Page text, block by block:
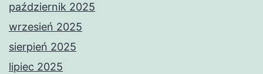
październik 2025
wrzesień 2025
sierpień 2025
lipiec 2025